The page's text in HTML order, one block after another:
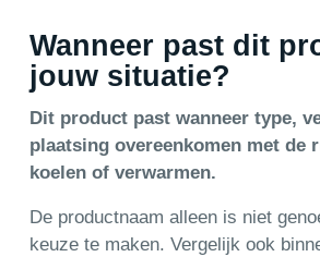
Wanneer past dit
jouw situatie?
Dit product past wanneer type,
plaatsing overeenkomen met de
koelen of verwarmen.
De productnaam alleen is niet
keuze te maken. Vergelijk ook